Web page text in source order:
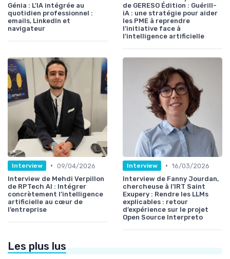
Génia : L’IA intégrée au
quotidien professionnel :
emails, LinkedIn et
navigateur
de GERESO Édition : Guérill-
iA : une stratégie pour aider
les PME à reprendre
l’initiative face à
l’intelligence artificielle
Interview • 09/04/2026
Interview de Mehdi Verpillon
de RPTech AI : Intégrer
concrètement l’intelligence
artificielle au cœur de
l’entreprise
Interview • 16/03/2026
Interview de Fanny Jourdan,
chercheuse à l'IRT Saint
Exupery : Rendre les LLMs
explicables : retour
d’expérience sur le projet
Open Source Interpreto
Les plus lus